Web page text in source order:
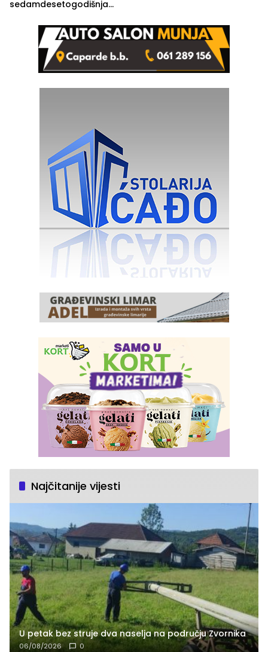
sedamdesetogodišnja
Kravice.
Najčitanije vijesti
U petak bez struje dva naselja na području Zvornika
06/08/2026 0